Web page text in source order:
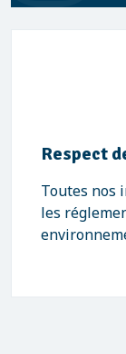
Respect
Toutes nos
les